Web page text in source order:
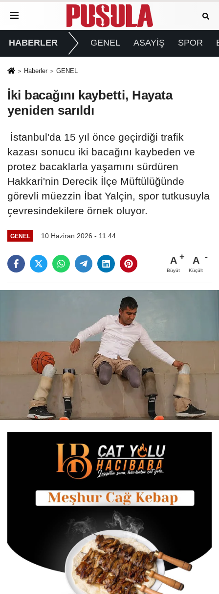
HABERLER GENEL ASAYİŞ SPOR
Haberler GENEL
İki bacağını kaybetti, Hayata
yeniden sarıldı
İstanbul'da 15 yıl önce geçirdiği trafik
kazası sonucu iki bacağını kaybeden ve
protez bacaklarla yaşamını sürdüren
Hakkari'nin Derecik İlçe Müftülüğünde
görevli müezzin İbat Yalçin, spor tutkusuyla
çevresindekilere örnek oluyor.
GENEL 10 Haziran 2026 - 11:44
A
Büyüt
A
Küçült